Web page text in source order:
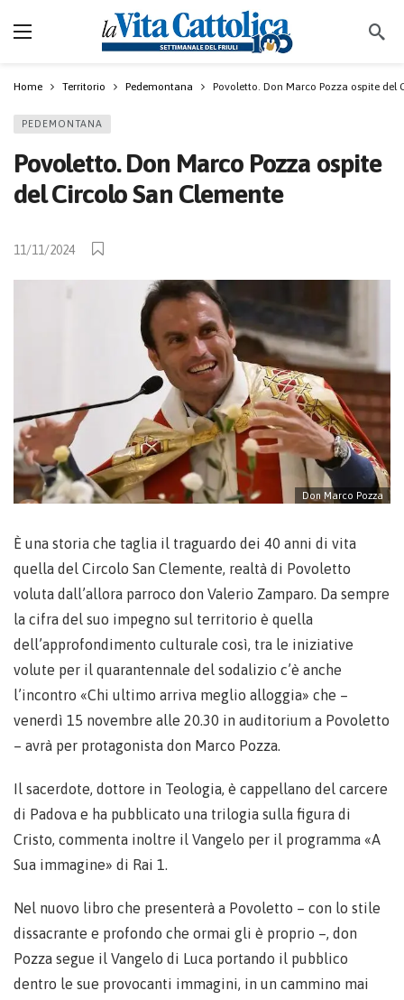
Home Territorio Pedemontana Povoletto. Don Marco Pozza ospite del
PEDEMONTANA
Povoletto. Don Marco Pozza ospite
del Circolo San Clemente
11/11/2024
Don Marco Pozza
È una storia che taglia il traguardo dei 40 anni di vita
quella del Circolo San Clemente, realtà di Povoletto
voluta dall’allora parroco don Valerio Zamparo. Da sempre
la cifra del suo impegno sul territorio è quella
dell’approfondimento culturale così, tra le iniziative
volute per il quarantennale del sodalizio c’è anche
l’incontro «Chi ultimo arriva meglio alloggia» che –
venerdì 15 novembre alle 20.30 in auditorium a Povoletto
– avrà per protagonista don Marco Pozza.
Il sacerdote, dottore in Teologia, è cappellano del carcere
di Padova e ha pubblicato una trilogia sulla figura di
Cristo, commenta inoltre il Vangelo per il programma «A
Sua immagine» di Rai 1.
Nel nuovo libro che presenterà a Povoletto – con lo stile
dissacrante e profondo che ormai gli è proprio –, don
Pozza segue il Vangelo di Luca portando il pubblico
dentro le sue provocanti immagini, in un cammino mai